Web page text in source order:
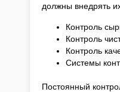
должны внедрять
Контроль
Контроль
Контроль
Системы
Постоянный